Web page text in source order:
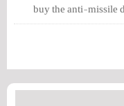
buy the anti-missile
from the United